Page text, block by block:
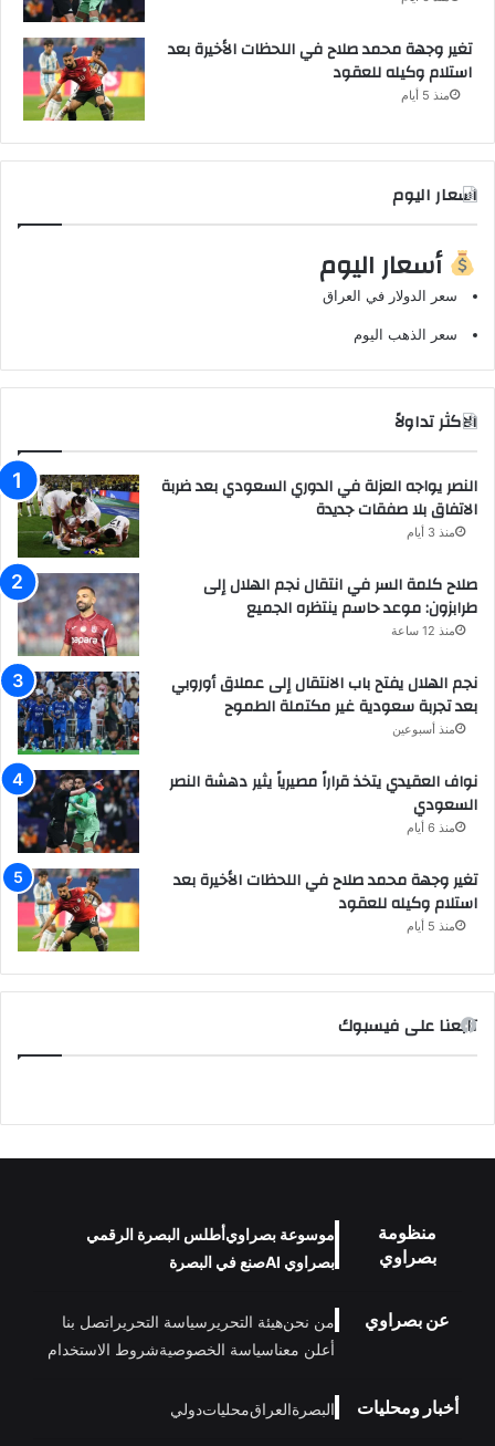
تغير وجهة محمد صلاح في اللحظات الأخيرة بعد
استلام وكيله للعقود
منذ 5 أيام
اسعار اليوم
أسعار اليوم
سعر الدولار في العراق
سعر الذهب اليوم
الاكثر تداولاً
النصر يواجه العزلة في الدوري السعودي بعد ضربة
الاتفاق بلا صفقات جديدة
منذ 3 أيام
صلاح كلمة السر في انتقال نجم الهلال إلى
طرابزون: موعد حاسم ينتظره الجميع
منذ 12 ساعة
نجم الهلال يفتح باب الانتقال إلى عملاق أوروبي
بعد تجربة سعودية غير مكتملة الطموح
منذ أسبوعين
نواف العقيدي يتخذ قراراً مصيرياً يثير دهشة النصر
السعودي
منذ 6 أيام
تغير وجهة محمد صلاح في اللحظات الأخيرة بعد
استلام وكيله للعقود
منذ 5 أيام
تابعنا على فيسبوك
منظومة
بصراوي
موسوعة بصراويأطلس البصرة الرقمي
بصراوي AI
صنع في البصرة
عن بصراوي من نحنهيئة التحرير سياسة التحرير اتصل بنا
أعلن معناسياسة الخصوصيةشروط الاستخدام
أخبار ومحليات البصرةالعراقمحلياتدولي